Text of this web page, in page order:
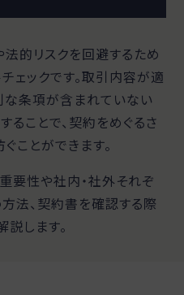
的リスクを回避するため
ェックです。取引内容が適
な条項が含まれていない
ことで、契約をめぐるさ
ことができます。
要性や社内・社外それぞ
法、契約書を確認する際
説します。